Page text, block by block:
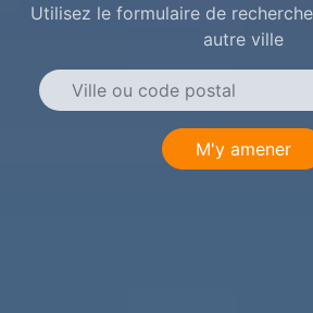
Utilisez le formulaire de
autre ville
M'y amener